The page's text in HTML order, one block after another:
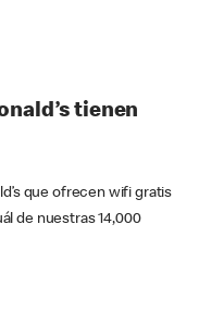
tienen
que ofrecen wifi gratis
de nuestras 14,000